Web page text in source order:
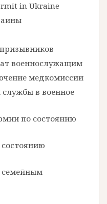
in Ukraine
военнослужащим
медкомиссии
службы в военное
по состоянию
семейным